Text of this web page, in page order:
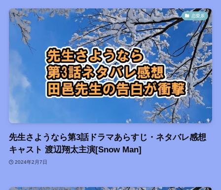
恋愛系
先生さようなら第3話ドラマあらすじ・ネタバレ感想
キャスト 渡辺翔太主演[Snow Man]
2024年2月7日